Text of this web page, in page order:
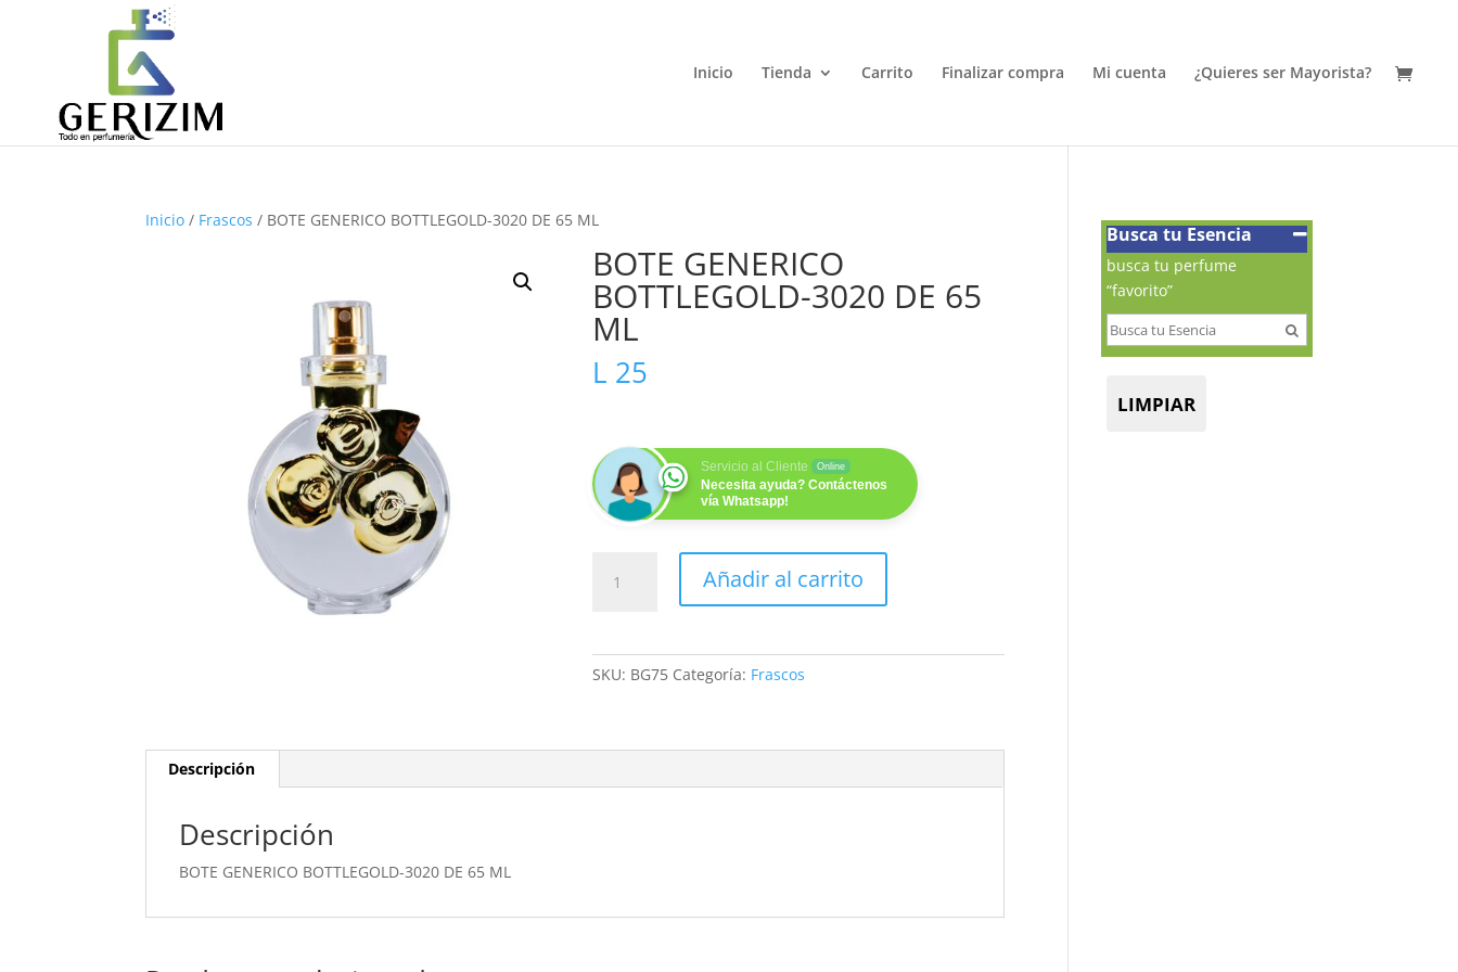
Inicio Tienda Carrito Finalizar compra Mi cuenta ¿Quieres ser Mayorista?
Inicio / Frascos / BOTE GENERICO BOTTLEGOLD-3020 DE 65 ML
BOTE GENERICO
BOTTLEGOLD-3020 DE 65
ML
L 25
Servicio al Cliente Online
Necesita ayuda? Contáctenos
vía Whatsapp!
GENERICO
BOTTLEGOLD-
Añadir al carrito
SKU: BG75 Categoría: Frascos
Descripción
Descripción
BOTE GENERICO BOTTLEGOLD-3020 DE 65 ML
Busca tu Esencia
busca tu perfume
“favorito”
LIMPIAR